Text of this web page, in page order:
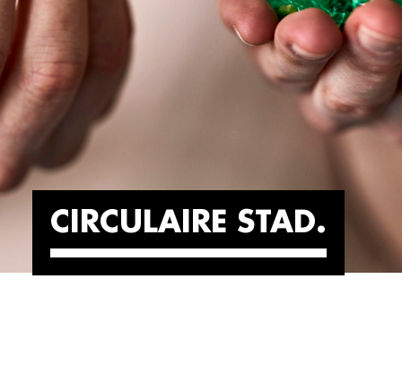
CIRCULAIRE STAD